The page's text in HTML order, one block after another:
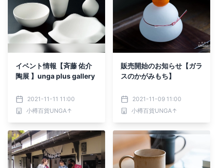
イベント情報【斉藤 佑介
陶展 】unga plus gallery
2021-11-11 11:00
小樽百貨UNGA↑
販売開始のお知らせ【ガラ
スのかがみもち】
2021-11-09 11:00
小樽百貨UNGA↑